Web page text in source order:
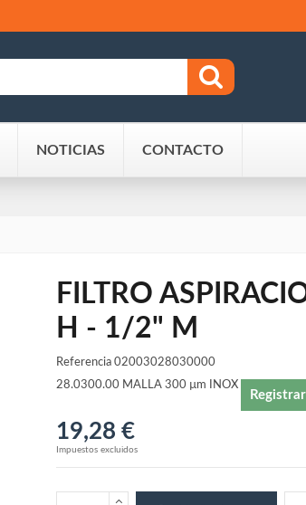
NOTICIAS CONTACTO
FILTRO
H - 1/2" M
Referencia 02003028030000
28.0300.00 MALLA 300 µm INOX
19,28 €
Impuestos excluidos